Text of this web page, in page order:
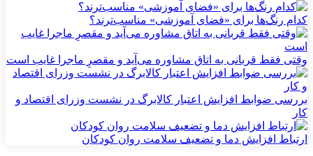
کدام رنگ‌ها برای «فضای آموزشی» مناسب‌ترند؟
وقتی فقط قربانی به اتاق مشاوره می‌آید و مقصرِ ماجرا غایب است
بررسی ضوابط افزایش اعتبار کالابرگ در نشست وزرای اقتصاد و
کار
ارتباط افزایش دما و تضعیف سلامت روان کودکان